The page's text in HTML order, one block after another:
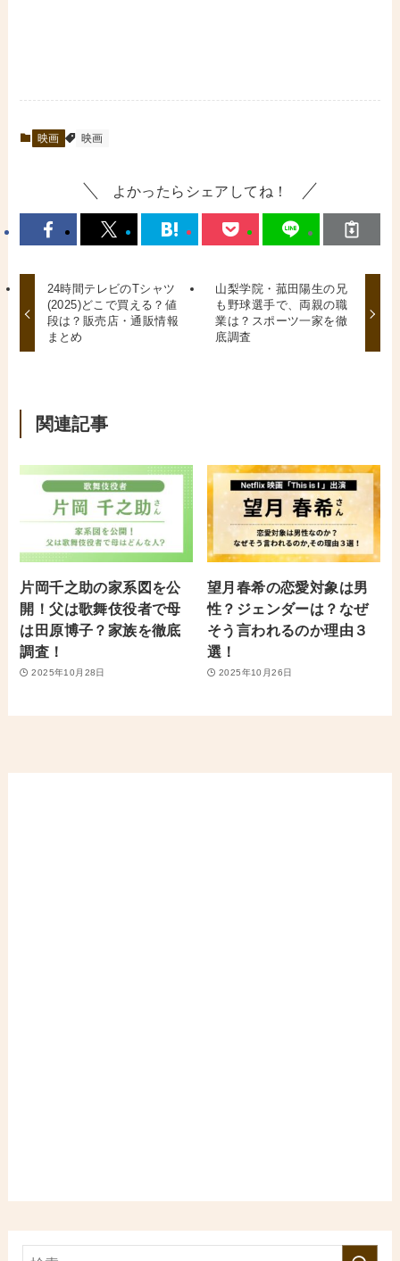
映画 映画
よかったらシェアしてね！
24時間テレビのTシャツ
(2025)どこで買える？値
段は？販売店・通販情報
まとめ
山梨学院・菰田陽生の兄
も野球選手で、両親の職
業は？スポーツ一家を徹
底調査
関連記事
片岡千之助の家系図を公
開！父は歌舞伎役者で母
は田原博子？家族を徹底
調査！
2025年10月28日
望月春希の恋愛対象は男
性？ジェンダーは？なぜ
そう言われるのか理由３
選！
2025年10月26日